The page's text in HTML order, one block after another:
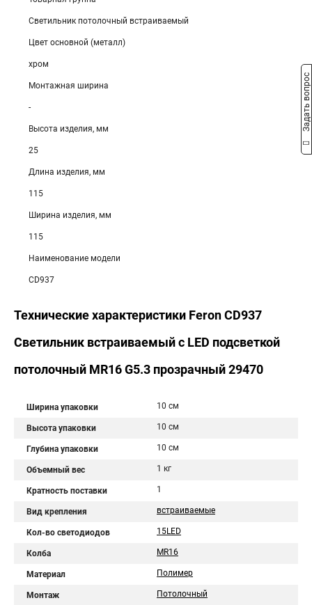
Светильник потолочный встраиваемый
Цвет основной (металл)
хром
Монтажная ширина
-
Высота изделия, мм
25
Длина изделия, мм
115
Ширина изделия, мм
115
Наименование модели
CD937
Технические характеристики Feron CD937
Светильник встраиваемый с LED подсветкой
потолочный MR16 G5.3 прозрачный 29470
Ширина упаковки 10 см
Высота упаковки 10 см
Глубина упаковки 10 см
Объемный вес 1 кг
Кратность поставки 1
Вид крепления встраиваемые
Кол-во светодиодов 15LED
Колба MR16
Материал Полимер
Монтаж Потолочный
Задать вопрос